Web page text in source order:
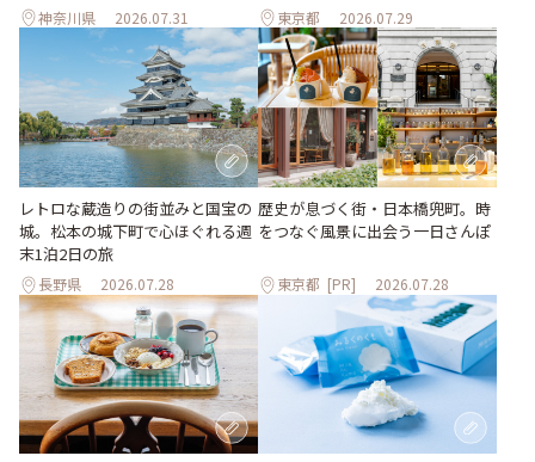
神奈川県 2026.07.31 東京都 2026.07.29
レトロな蔵造りの街並みと国宝の
城。松本の城下町で心ほぐれる週
末1泊2日の旅
長野県 2026.07.28
歴史が息づく街・日本橋兜町。時
をつなぐ風景に出会う一日さんぽ
東京都 [PR] 2026.07.28